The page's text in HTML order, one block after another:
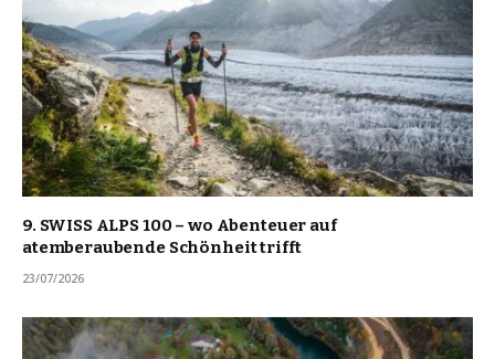
9. SWISS ALPS 100 – wo Abenteuer auf
atemberaubende Schönheit trifft
23/07/2026